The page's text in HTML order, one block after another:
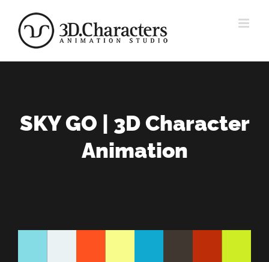
Inhalt
springen
SKY GO | 3D Character
Animation